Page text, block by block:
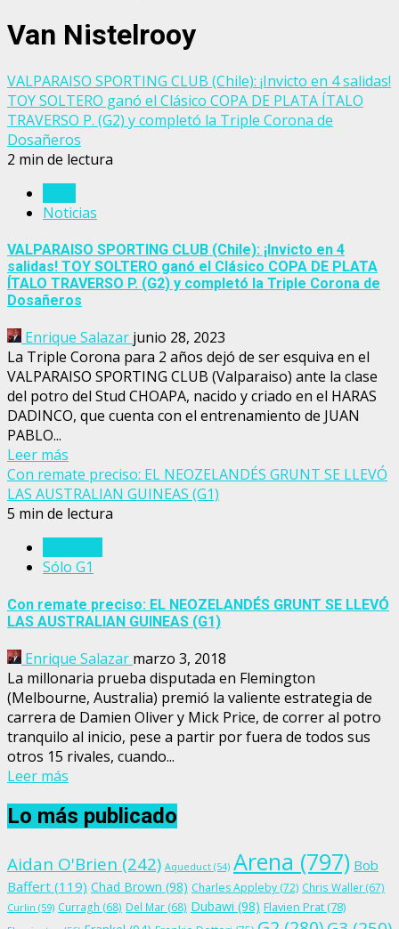
Van Nistelrooy
VALPARAISO SPORTING CLUB (Chile): ¡Invicto en 4 salidas!
TOY SOLTERO ganó el Clásico COPA DE PLATA ÍTALO
TRAVERSO P. (G2) y completó la Triple Corona de
Dosañeros
2 min de lectura
Noticias
VALPARAISO SPORTING CLUB (Chile): ¡Invicto en 4
salidas! TOY SOLTERO ganó el Clásico COPA DE PLATA
ÍTALO TRAVERSO P. (G2) y completó la Triple Corona de
Dosañeros
Enrique Salazar junio 28, 2023
La Triple Corona para 2 años dejó de ser esquiva en el
VALPARAISO SPORTING CLUB (Valparaiso) ante la clase
del potro del Stud CHOAPA, nacido y criado en el HARAS
DADINCO, que cuenta con el entrenamiento de JUAN
PABLO...
Leer más
Con remate preciso: EL NEOZELANDÉS GRUNT SE LLEVÓ
LAS AUSTRALIAN GUINEAS (G1)
5 min de lectura
Sólo G1
Con remate preciso: EL NEOZELANDÉS GRUNT SE LLEVÓ
LAS AUSTRALIAN GUINEAS (G1)
Enrique Salazar marzo 3, 2018
La millonaria prueba disputada en Flemington
(Melbourne, Australia) premió la valiente estrategia de
carrera de Damien Oliver y Mick Price, de correr al potro
tranquilo al inicio, pese a partir por fuera de todos sus
otros 15 rivales, cuando...
Leer más
Lo más publicado
Aidan O'Brien (242) Aqueduct (54) Arena (797) Bob
Baffert (119) Chad Brown (98) Charles Appleby (72) Chris Waller(67)
Curlin (59) Curragh (68) Del Mar (68) Dubawi (98) Flavien Prat (78)